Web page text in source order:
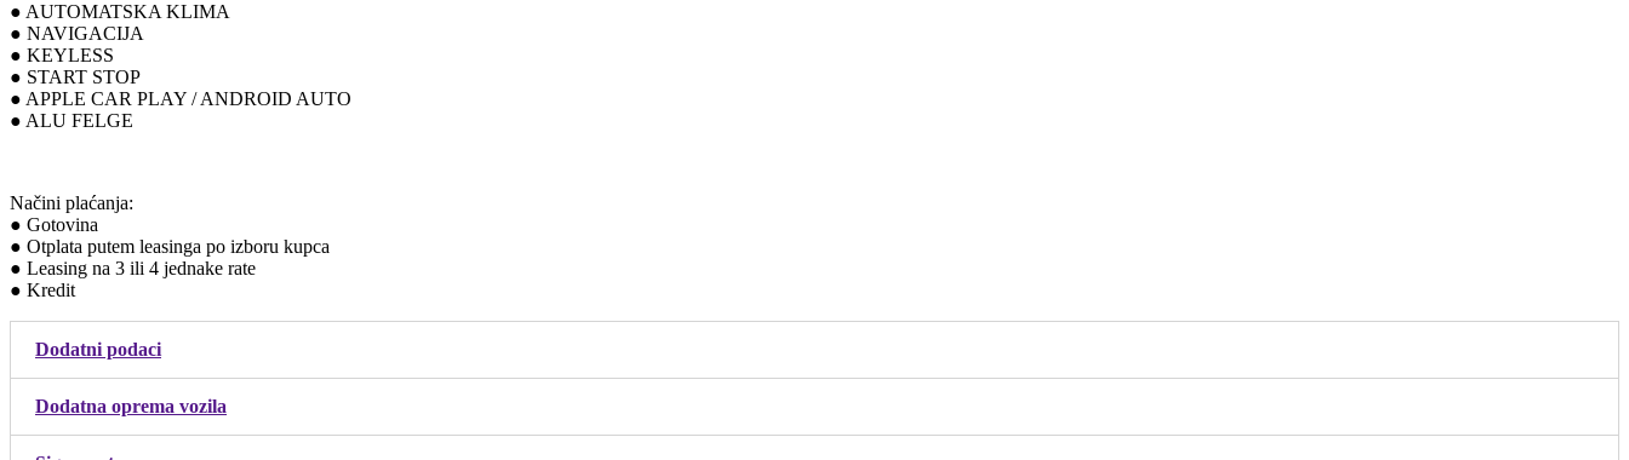
● AUTOMATSKA KLIMA
● NAVIGACIJA
● KEYLESS
● START STOP
● APPLE CAR PLAY / ANDROID AUTO
● ALU FELGE
Načini plaćanja:
● Gotovina
● Otplata putem leasinga po izboru kupca
● Leasing na 3 ili 4 jednake rate
● Kredit
Dodatni podaci
Dodatna oprema vozila